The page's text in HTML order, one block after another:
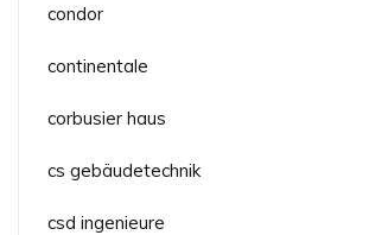
condor
continentale
corbusier haus
cs gebäudetechnik
csd ingenieure